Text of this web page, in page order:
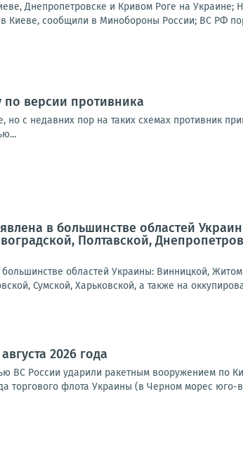
Днепропетровске и Кривом Роге на Украине;
Киеве, сообщили в Минобороны России; ВС РФ
версии противника
но с недавних пор на таких схемах противник
в большинстве областей
Полтавской,
областей Украины: Винницкой,
Сумской, Харьковской, а также на
2026 года
ВС России ударили ракетным вооружением по
торгового флота Украины (в Черном морес юго-